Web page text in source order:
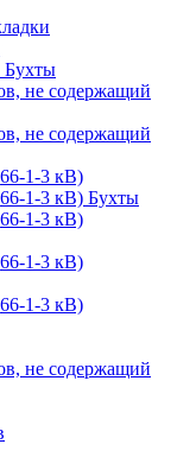
Бухты
не содержащий
не содержащий
1-3 кВ)
1-3 кВ) Бухты
1-3 кВ)
1-3 кВ)
1-3 кВ)
не содержащий